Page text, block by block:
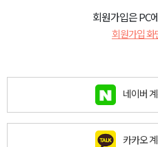
회원가입은 PC
회원가입 화
네이버
카카오